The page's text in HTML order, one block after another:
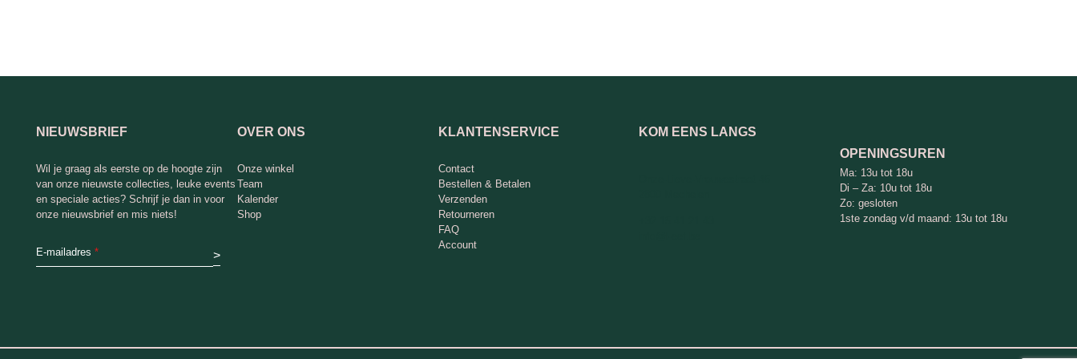
NIEUWSBRIEF
Wil je graag als eerste op de hoogte zijn
van onze nieuwste collecties, leuke events
en speciale acties? Schrijf je dan in voor
onze nieuwsbrief en mis niets!
E-mailadres * >
OVER ONS
Onze winkel
Team
Kalender
Shop
KLANTENSERVICE
Contact
Bestellen & Betalen
Verzenden
Retourneren
FAQ
Account
KOM EENS LANGS
OPENINGSUREN
Ma: 13u tot 18u
Di – Za: 10u tot 18u
Zo: gesloten
1ste zondag v/d maand: 13u tot 18u